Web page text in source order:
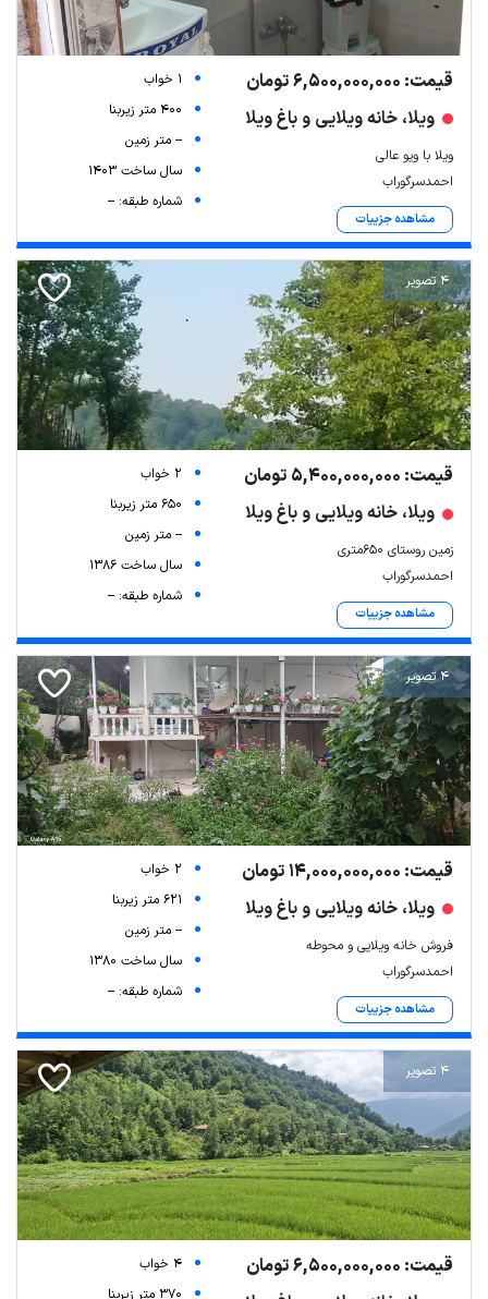
قیمت: 6,500,000,000 تومان
ویلا، خانه ویلایی و باغ ویلا
ویلا با ویو عالی
احمدسرگوراب
مشاهده جزییات
1 خواب
400 متر زیربنا
-- متر زمین
سال ساخت 1403
شماره طبقه: --
4 تصویر
قیمت: 5,400,000,000 تومان
ویلا، خانه ویلایی و باغ ویلا
زمین روستای ۶۵۰متری
احمدسرگوراب
مشاهده جزییات
2 خواب
650 متر زیربنا
-- متر زمین
سال ساخت 1386
شماره طبقه: --
4 تصویر
قیمت: 14,000,000,000 تومان
ویلا، خانه ویلایی و باغ ویلا
فروش خانه ویلایی و محوطه
احمدسرگوراب
مشاهده جزییات
2 خواب
621 متر زیربنا
-- متر زمین
سال ساخت 1380
شماره طبقه: --
4 تصویر
قیمت: 6,500,000,000 تومان
4 خواب
370 متر زیربنا